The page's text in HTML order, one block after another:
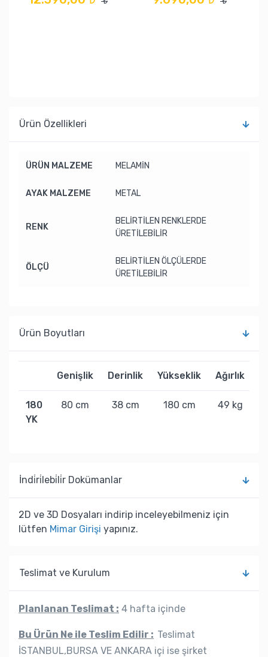
Ürün Özellikleri
ÜRÜN MALZEME MELAMİN
AYAK MALZEME METAL
RENK
BELİRTİLEN RENKLERDE
ÜRETİLEBİLİR
ÖLÇÜ
BELİRTİLEN ÖLÇÜLERDE
ÜRETİLEBİLİR
Ürün Boyutları
Genişlik Derinlik Yükseklik Ağırlık
180
YK
80 cm 38 cm 180 cm 49 kg
İndi̇ri̇lebi̇li̇r Dokümanlar
2D ve 3D Dosyaları indirip inceleyebilmeniz için
lütfen Mimar Girişi yapınız.
Teslimat ve Kurulum
Planlanan Teslimat : 4 hafta içinde
Bu Ürün Ne ile Teslim Edilir : Teslimat
İSTANBUL,BURSA VE ANKARA içi ise şirket